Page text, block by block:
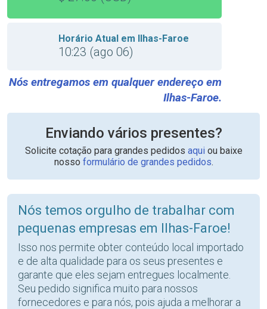
Horário Atual em Ilhas-Faroe
10:23 (ago 06)
Nós entregamos em qualquer endereço em
Ilhas-Faroe.
Enviando vários presentes?
Solicite cotação para grandes pedidos aquiou baixe
nosso formulário de grandes pedidos.
Nós temos orgulho de trabalhar com
pequenas empresas em Ilhas-Faroe!
Isso nos permite obter conteúdo local importado
e de alta qualidade para os seus presentes e
garante que eles sejam entregues localmente.
Seu pedido significa muito para nossos
fornecedores e para nós, pois ajuda a melhorar a